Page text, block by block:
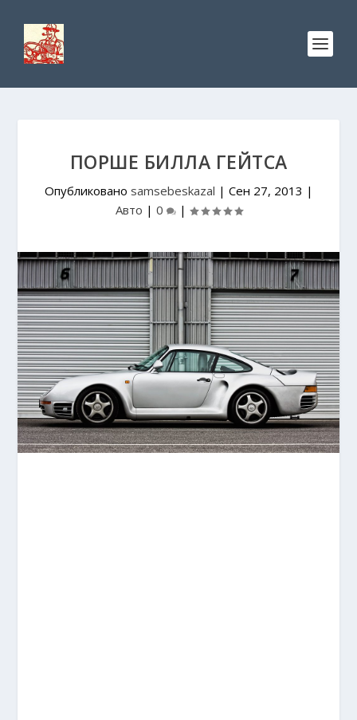
ПОРШЕ БИЛЛА ГЕЙТСА
Опубликовано samsebeskazal | Сен 27, 2013 |
Авто | 0 |